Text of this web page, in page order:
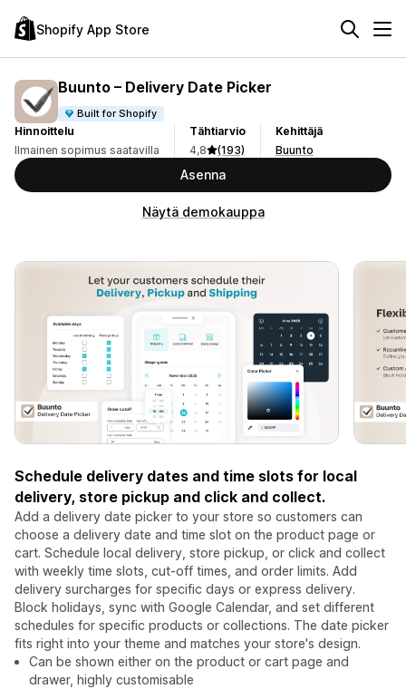
Shopify App Store
Buunto – Delivery Date Picker
Built for Shopify
Hinnoittelu
Ilmainen sopimus saatavilla
Tähtiarvio
4,8
(193)
Kehittäjä
Buunto
Asenna
Näytä demokauppa
Schedule delivery dates and time slots for local
delivery, store pickup and click and collect.
Add a delivery date picker to your store so customers can
choose a delivery date and time slot on the product page or
cart. Schedule local delivery, store pickup, or click and collect
with weekly time slots, cut-off times, and order limits. Add
delivery surcharges for specific days or express delivery.
Block holidays, sync with Google Calendar, and set different
schedules for specific products or collections. The date picker
fits right into your theme and matches your store's design.
Can be shown either on the product or cart page and
drawer, highly customisable